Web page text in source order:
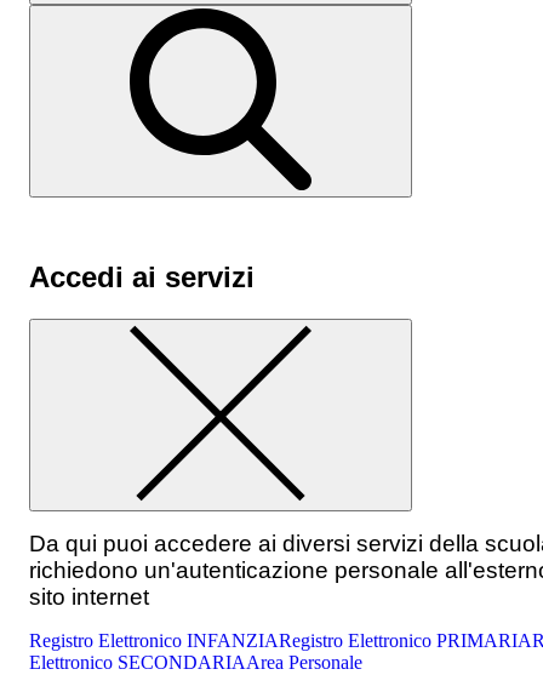
Accedi ai servizi
Da qui puoi accedere ai diversi servizi della
richiedono un'autenticazione personale
sito internet
Registro Elettronico INFANZIARegistro Elettronico PRIMARIA
Elettronico SECONDARIAArea Personale